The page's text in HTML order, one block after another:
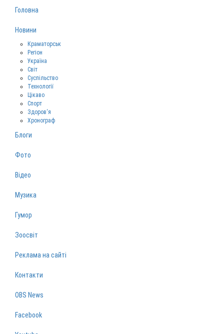
Головна
Новини
Краматорськ
Регіон
Україна
Світ
Суспільство
Технології
Цікаво
Спорт
Здоров‘я
Хронограф
Блоги
Фото
Відео
Музика
Гумор
Зоосвіт
Реклама на сайті
Контакти
OBS News
Facebook